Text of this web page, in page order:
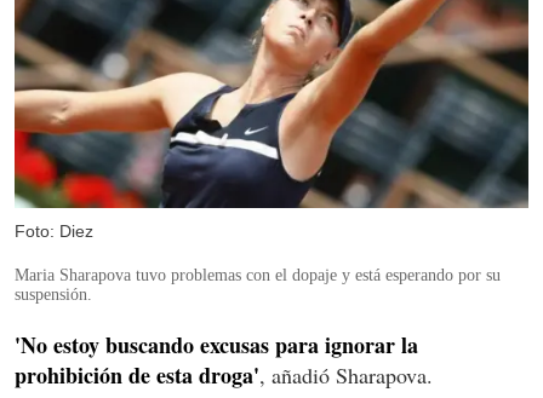
Foto: Diez
Maria Sharapova tuvo problemas con el dopaje y está esperando por su
suspensión.
'No estoy buscando excusas para ignorar la
prohibición de esta droga', añadió Sharapova.